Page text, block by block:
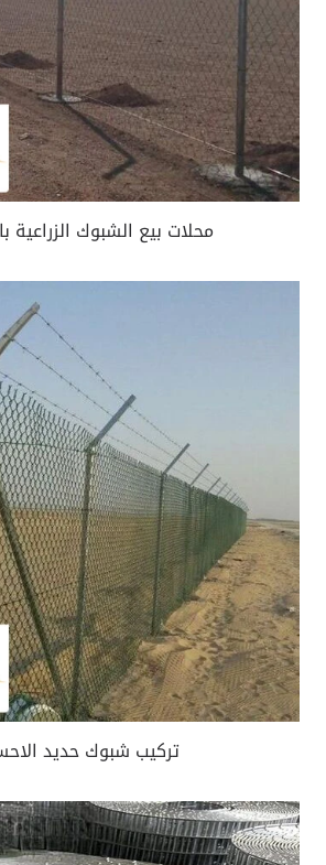
محلات بيع الشبوك الزراعية
تركيب شبوك حديد